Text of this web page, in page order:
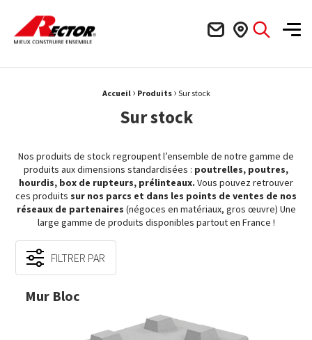
Rector Mieux construire ensemble
Accueil › Produits › Sur stock
Sur stock
Nos produits de stock regroupent l’ensemble de notre gamme de
produits aux dimensions standardisées : poutrelles, poutres,
hourdis, box de rupteurs, prélinteaux. Vous pouvez retrouver
ces produits sur nos parcs et dans les points de ventes de nos
réseaux de partenaires (négoces en matériaux, gros œuvre) Une
large gamme de produits disponibles partout en France !
FILTRER PAR
Mur Bloc